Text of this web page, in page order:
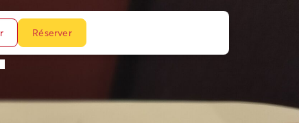
Réserver